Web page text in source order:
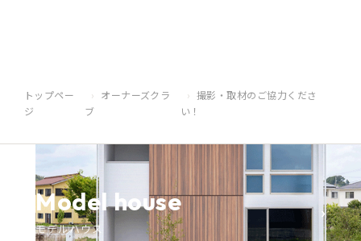
トップペー
ジ
オーナーズクラ
ブ
撮影・取材のご協力くださ
い！
Model house
モデルハウス
›